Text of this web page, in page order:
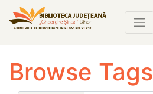
Browse Tags